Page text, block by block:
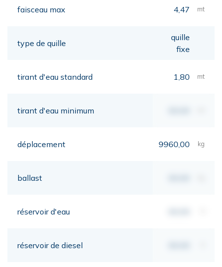
faisceau max 4,47 mt
type de quille
quille
fixe
tirant d'eau standard 1,80 mt
tirant d'eau minimum
déplacement 9960,00 kg
ballast
réservoir d'eau
réservoir de diesel